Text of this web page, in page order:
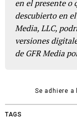
en el presente o
descubierto en
Media, LLC,
versiones
de GFR Media
Se adhiere
TAGS